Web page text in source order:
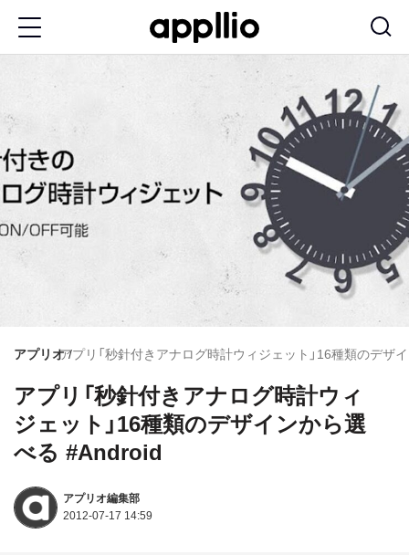
ン
テ
ン
ツ
アプリオアプリ「秒針付きアナログ時計ウィジェット」16種類のデザ
アプリ「秒針付きアナログ時計ウィ
ジェット」16種類のデザインから選
べる #Android
アプリオ編集部
2012-07-17 14:59